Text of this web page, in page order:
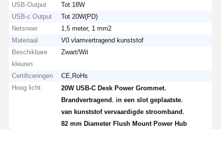
USB-Output
Tot 18W
USB-c Output
Tot 20W(PD)
Netsnoer
1,5 meter, 1 mm2
Materiaal
V0 vlamvertragend kunststof
Beschikbare
kleuren
Zwart/Wit
Certificeringen
CE,RoHs
Hoog licht:
20W USB-C Desk Power Grommet
Brandvertragend
in een slot geplaatste
van kunststof vervaardigde stroomband
82 mm Diameter Flush Mount Power Hub